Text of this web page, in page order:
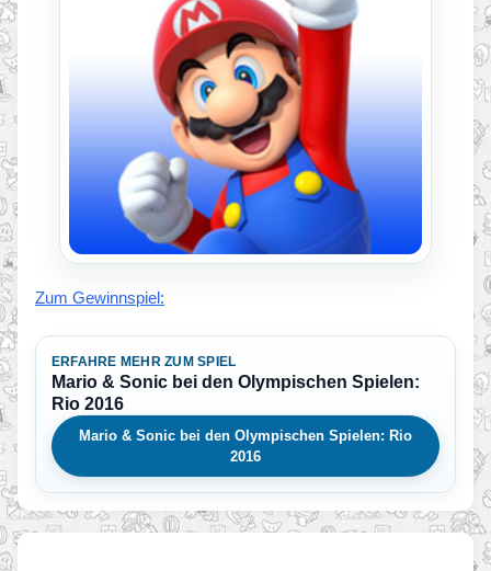
Zum Gewinnspiel:
ERFAHRE MEHR ZUM SPIEL
Mario & Sonic bei den Olympischen Spielen:
Rio 2016
Mario & Sonic bei den Olympischen Spielen: Rio
2016